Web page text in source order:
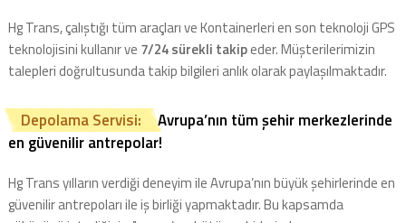
Hg Trans, çalıştığı tüm araçları ve Kontainerleri en son teknoloji GPS
teknolojisini kullanır ve 7/24 sürekli takipeder. Müşterilerimizin
talepleri doğrultusunda takip bilgileri anlık olarak paylaşılmaktadır.
Depolama Servisi:
Avrupa’nın tüm şehir merkezlerinde
en güvenilir antrepolar!
Hg Trans yılların verdiği deneyim ile Avrupa’nın büyük şehirlerinde en
güvenilir antrepoları ile iş birliği yapmaktadır. Bu kapsamda